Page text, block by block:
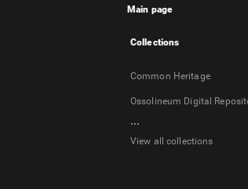
Main page
Collections
Common Heritage
Ossolineum Digital
...
View all collections